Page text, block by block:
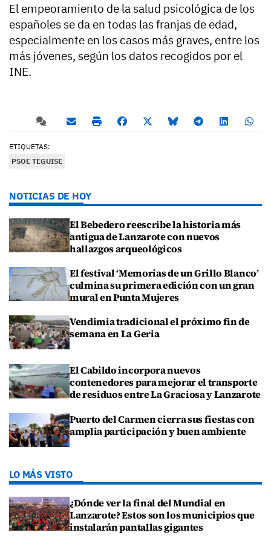
El empeoramiento de la salud psicológica de los
españoles se da en todas las franjas de edad,
especialmente en los casos más graves, entre los
más jóvenes, según los datos recogidos por el
INE.
ETIQUETAS:
PSOE TEGUISE
NOTICIAS DE HOY
El Bebedero reescribe la historia más
antigua de Lanzarote con nuevos
hallazgos arqueológicos
El festival ‘Memorias de un Grillo Blanco’
culmina su primera edición con un gran
mural en Punta Mujeres
Vendimia tradicional el próximo fin de
semana en La Geria
El Cabildo incorpora nuevos
contenedores para mejorar el transporte
de residuos entre La Graciosa y Lanzarote
Puerto del Carmen cierra sus fiestas con
amplia participación y buen ambiente
LO MÁS VISTO
¿Dónde ver la final del Mundial en
Lanzarote? Estos son los municipios que
instalarán pantallas gigantes